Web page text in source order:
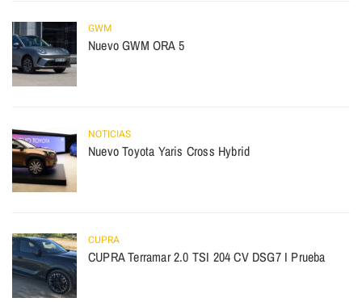
GWM
Nuevo GWM ORA 5
NOTICIAS
Nuevo Toyota Yaris Cross Hybrid
CUPRA
CUPRA Terramar 2.0 TSI 204 CV DSG7 I Prueba